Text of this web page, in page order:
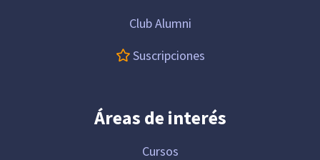
Club Alumni
Suscripciones
Áreas de interés
Cursos